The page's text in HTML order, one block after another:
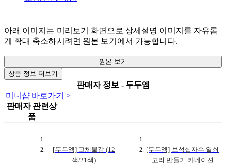
아래 이미지는 미리보기 화면으로 상세설명 이미지를 자유롭
게 확대 축소하시려면 원본 보기에서 가능합니다.
원본 보기
상품 정보 더보기
판매자 정보 - 두두엠
미니샵 바로가기 >
판매자 관련상
품
[두두엠] 고체물감 (12
색/21색)
[두두엠] 보석십자수 열쇠
고리 만들기 카네이션